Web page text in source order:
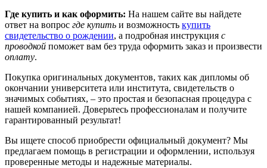
Где купить и как оформить: На нашем сайте вы найдете
ответ на вопрос где купить и возможность купить
свидетельство о рождении, а подробная инструкция с
проводкой поможет вам без труда оформить заказ и произвести
оплату.
Покупка оригинальных документов, таких как дипломы об
окончании университета или института, свидетельств о
значимых событиях, – это простая и безопасная процедура с
нашей компанией. Доверьтесь профессионалам и получите
гарантированный результат!
Вы ищете способ приобрести официальный документ? Мы
предлагаем помощь в регистрации и оформлении, используя
проверенные методы и надежные материалы.